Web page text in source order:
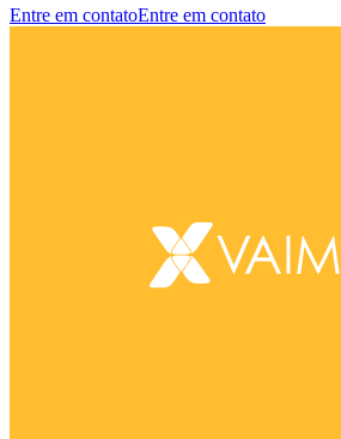
Entre em contatoEntre em contato